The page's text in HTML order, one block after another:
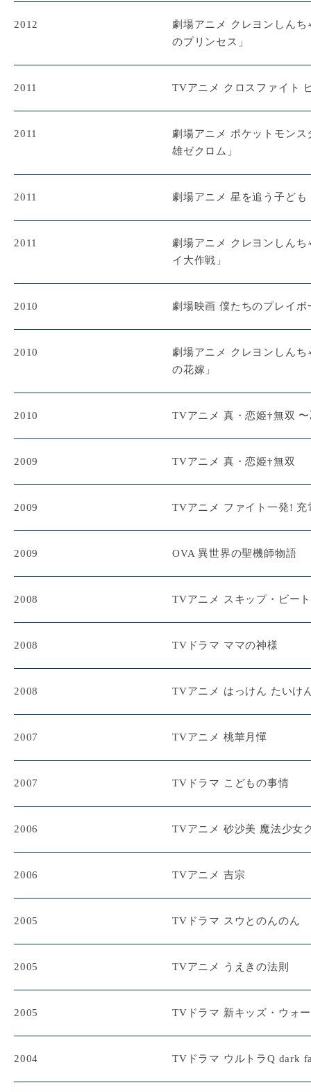
2012
劇場アニメ クレヨンしん
のプリンセス」
2011 TVアニメ クロスファイト
2011
劇場アニメ ポケットモン
雄ゼクロム」
2011 劇場アニメ 星を追う子ども
2011
劇場アニメ クレヨンしん
イ大作戦」
2010 劇場映画 僕たちのプレイボ
2010
劇場アニメ クレヨンしん
の花嫁」
2010 TVアニメ 真・恋姫†無双
2009 TVアニメ 真・恋姫†無双
2009 TVアニメ ファイト一発!
2009 OVA 異世界の聖機師物語
2008 TVアニメ スキップ・ビー
2008 TVドラマ ママの神様
2008 TVアニメ はっけん たいけ
2007 TVアニメ 桃華月憚
2007 TVドラマ こどもの事情
2006 TVアニメ 砂沙美 魔法少女
2006 TVアニメ 吉宗
2005 TVドラマ スウとのんのん
2005 TVアニメ うえきの法則
2005 TVドラマ 新キッズ・ウォー
2004 TVドラマ ウルトラQ dark